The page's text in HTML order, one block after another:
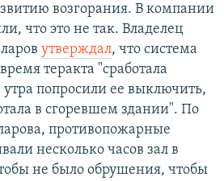
возгорания. В компании
что это не так. Владелец
утверждал, что система
теракта "сработала
попросили ее выключить,
в сгоревшем здании". По
противопожарные
несколько часов зал в
не было обрушения, чтобы